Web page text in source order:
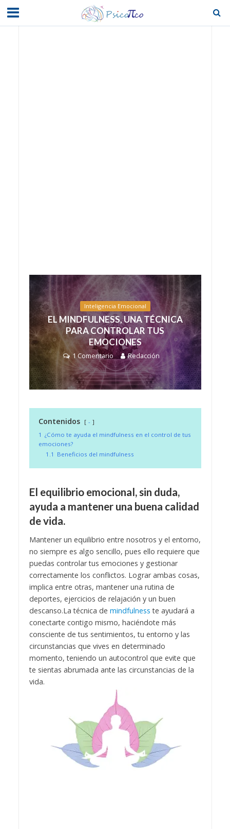
Inteligencia Emocional
EL MINDFULNESS, UNA TÉCNICA
PARA CONTROLAR TUS
EMOCIONES
1 Comentario Redacción
Contenidos
-
1 ¿Cómo te ayuda el mindfulness en el control de tus
emociones?
1.1 Beneficios del mindfulness
El equilibrio emocional, sin duda,
ayuda a mantener una buena calidad
de vida.
Mantener un equilibrio entre nosotros y el entorno,
no siempre es algo sencillo, pues ello requiere que
puedas controlar tus emociones y gestionar
correctamente los conflictos. Lograr ambas cosas,
implica entre otras, mantener una rutina de
deportes, ejercicios de relajación y un buen
descanso.La técnica de mindfulness te ayudará a
conectarte contigo mismo, haciéndote más
consciente de tus sentimientos, tu entorno y las
circunstancias que vives en determinado
momento, teniendo un autocontrol que evite que
te sientas abrumada ante las circunstancias de la
vida.